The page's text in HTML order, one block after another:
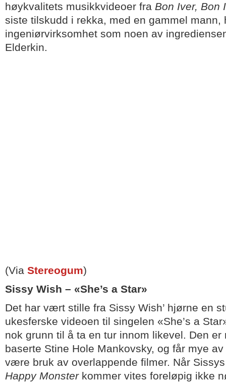
høykvalitets musikkvideoer fra Bon Iver, Bon
siste tilskudd i rekka, med en gammel mann,
ingeniørvirksomhet som noen av
Elderkin.
(Via Stereogum)
Sissy Wish – «She’s a Star»
Det har vært stille fra Sissy Wish’ hjørne en
ukesferske videoen til singelen «She’s a
nok grunn til å ta en tur innom likevel. Den
baserte Stine Hole Mankovsky, og får mye
være bruk av overlappende filmer. Når
Happy Monster kommer vites foreløpig ikke